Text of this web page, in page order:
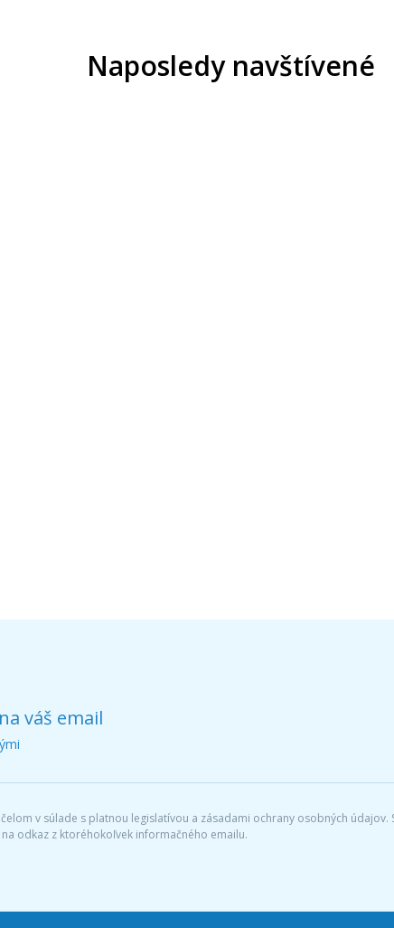
Naposledy navštívené
váš email
v súlade s platnou legislatívou a zásadami ochrany osobných
odkaz z ktoréhokoľvek informačného emailu.